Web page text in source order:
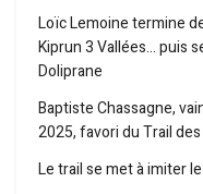
Loïc Lemoine termine
Kiprun 3 Vallées… puis
Doliprane
Baptiste Chassagne,
2025, favori du Trail
Le trail se met à imiter